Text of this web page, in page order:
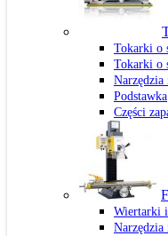
Tokarki o
Tokarki o
Narzędzia
Podstawka
Części
Wiertarki
Narzędzia